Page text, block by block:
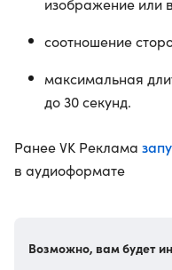
изображение или
соотношение
максимальная
до 30 секунд.
Ранее VK Реклама
в аудиоформате
Возможно, вам будет